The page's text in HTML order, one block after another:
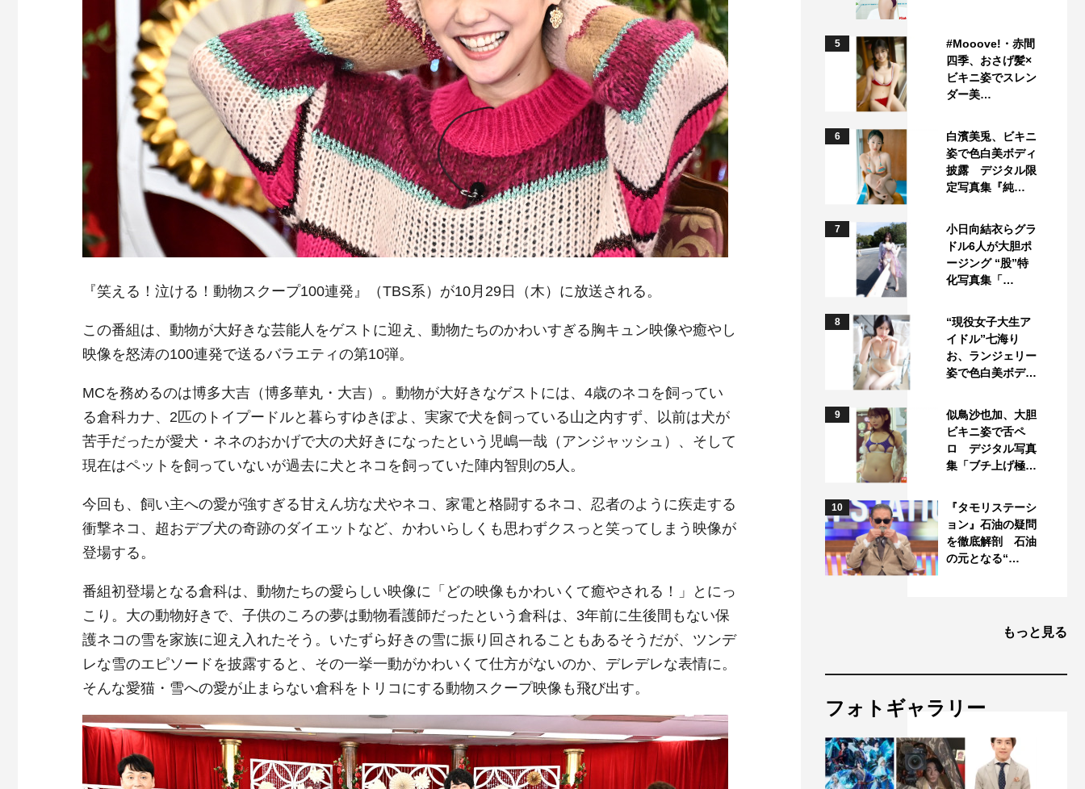
『笑える！泣ける！動物スクープ100連発』（TBS系）が10月29日（木）に放送される。
この番組は、動物が大好きな芸能人をゲストに迎え、動物たちのかわいすぎる胸キュン映像や癒やし
映像を怒涛の100連発で送るバラエティの第10弾。
MCを務めるのは博多大吉（博多華丸・大吉）。動物が大好きなゲストには、4歳のネコを飼ってい
る倉科カナ、2匹のトイプードルと暮らすゆきぽよ、実家で犬を飼っている山之内すず、以前は犬が
苦手だったが愛犬・ネネのおかげで大の犬好きになったという児嶋一哉（アンジャッシュ）、そして
現在はペットを飼っていないが過去に犬とネコを飼っていた陣内智則の5人。
今回も、飼い主への愛が強すぎる甘えん坊な犬やネコ、家電と格闘するネコ、忍者のように疾走する
衝撃ネコ、超おデブ犬の奇跡のダイエットなど、かわいらしくも思わずクスっと笑ってしまう映像が
登場する。
番組初登場となる倉科は、動物たちの愛らしい映像に「どの映像もかわいくて癒やされる！」とにっ
こり。大の動物好きで、子供のころの夢は動物看護師だったという倉科は、3年前に生後間もない保
護ネコの雪を家族に迎え入れたそう。いたずら好きの雪に振り回されることもあるそうだが、ツンデ
レな雪のエピソードを披露すると、その一挙一動がかわいくて仕方がないのか、デレデレな表情に。
そんな愛猫・雪への愛が止まらない倉科をトリコにする動物スクープ映像も飛び出す。
5
#Mooove!・赤間
四季、おさげ髪×
ビキニ姿でスレン
ダー美…
6
白濱美兎、ビキニ
姿で色白美ボディ
披露 デジタル限
定写真集『純…
7
小日向結衣らグラ
ドル6人が大胆ポ
ージング “股”特
化写真集「…
8
“現役女子大生ア
イドル”七海り
お、ランジェリー
姿で色白美ボデ…
9
似鳥沙也加、大胆
ビキニ姿で舌ペ
ロ デジタル写真
集「ブチ上げ極…
10
『タモリステーシ
ョン』石油の疑問
を徹底解剖 石油
の元となる“…
もっと見る
フォトギャラリー